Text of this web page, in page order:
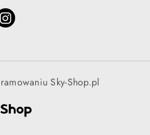
Sky-Shop.pl